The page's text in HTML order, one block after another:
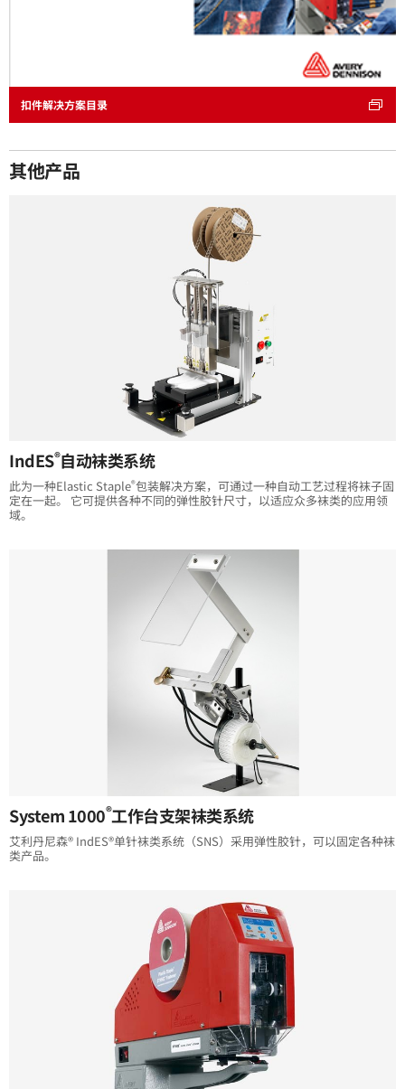
扣件解决方案目录
其他产品
IndES®自动袜类系统
此为一种Elastic Staple®包装解决方案，可通过一种自动工艺过程将袜子固
定在一起。 它可提供各种不同的弹性胶针尺寸，以适应众多袜类的应用领
域。
System 1000®工作台支架袜类系统
艾利丹尼森® IndES®单针袜类系统（SNS）采用弹性胶针，可以固定各种袜
类产品。